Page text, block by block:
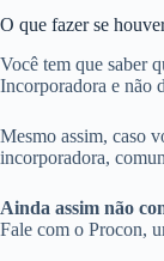
O que fazer se
Você tem que saber
Incorporadora e não
Mesmo assim, caso
incorporadora,
Ainda assim não
Fale com o Procon,